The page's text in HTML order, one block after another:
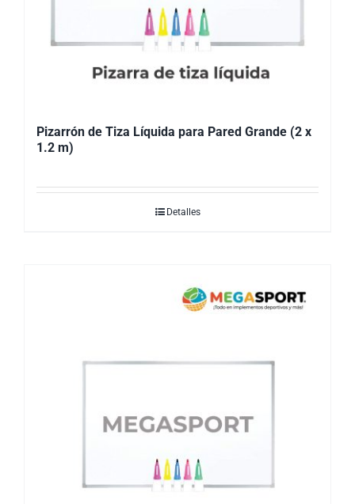
Pizarrón de Tiza Líquida para Pared Grande (2 x
1.2 m)
Detalles